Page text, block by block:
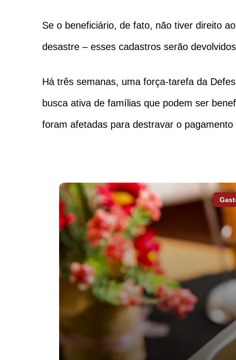
Se o beneficiário, de fato, não tiver direito
desastre – esses cadastros serão
Há três semanas, uma força-tarefa da
busca ativa de famílias que podem ser
foram afetadas para destravar o pagamento